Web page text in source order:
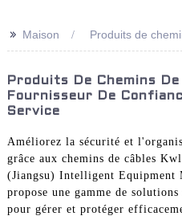
>> Maison Produits de
Produits De Chemins
Fournisseur De
Service
Améliorez la sécurité et
grâce aux chemins de câbles
(Jiangsu) Intelligent Equipment
propose une gamme de
pour gérer et protéger